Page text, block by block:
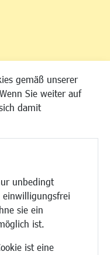
gemäß unserer
Sie weiter auf
damit
unbedingt
einwilligungsfrei
sie ein
ist.
ist eine